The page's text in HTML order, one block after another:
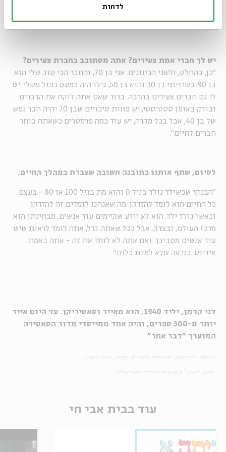
לדחות
לא מצליח מקנא בבמאי מצליח. מצד שני, נכון שאני לא מכיר הרבה
צעירים שמקנאים בזקנים".
יש לך חברי אמת צעירים? אתה מסתובב בחברת צעירים?
"כן, בהחלט, ולשני הכיוונים. אני בן 70, והחבר הכי טוב שלי הוא
בן 90. כשהייתי בן 30 והוא בן 50, גילו היה כמעט כפול משלי. יש
לי גם חברים צעירים בהרבה. ברור שאם אתה לוקח את הדברים
ובודק באופן סטטיסטי, יש פחות סיכויים שבן 70 יהיה חבר נפש
של בן 40, אבל בכל מקרה, יש עוד כמה פרמטרים כשאתה בוחר
חברים לחיים".
לסיום, שתף אותנו בתובנה חשובה שצברת במהלך החיים.
"הבנתי שכשילד נולד בגיל 0 והוא מת בגיל 100 או 80 - בעצם
כל החיים הוא לומד להזדקן. מה שאנחנו לומדים זה להזדקן.
וכאשר נולד ילד, הוא לא יודע שקיימים עוד אנשים. מבחינתו הוא
מרכז העולם, ובצדק. אבל ככל שאתה גדל, אתה לומד לראות שיש
עוד אנשים מסביבך. ואם אתה לא לומד את זה - אתה באמת
אידיוט. כנראה שלא למדת כלום".
דני קרמן, יליד 1940, הוא מאייר וסאטיריקן. עד היום אייר
יותר מ-300 ספרים, והיה אחד ממייסדי מדור הסאטירה
המוערך "דבר אחר"
עוד בבית אבי חי